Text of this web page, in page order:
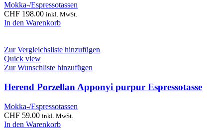
Mokka-/Espressotassen
CHF 198.00 inkl. MwSt.
In den Warenkorb
Zur Vergleichsliste hinzufügen
Quick view
Zur Wunschliste hinzufügen
Herend Porzellan Apponyi purpur Espressotasse
Mokka-/Espressotassen
CHF 59.00 inkl. MwSt.
In den Warenkorb